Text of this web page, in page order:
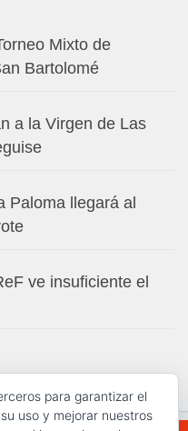
Mixto de
Bartolomé
a la Virgen de Las
Paloma llegará al
ve insuficiente el
para garantizar el
uso y mejorar nuestros